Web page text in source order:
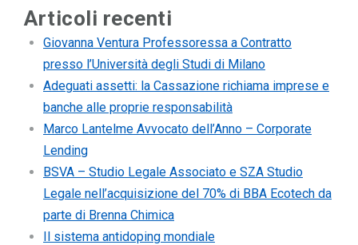
Articoli recenti
Giovanna Ventura Professoressa a Contratto
presso l’Università degli Studi di Milano
Adeguati assetti: la Cassazione richiama imprese e
banche alle proprie responsabilità
Marco Lantelme Avvocato dell’Anno – Corporate
Lending
BSVA – Studio Legale Associato e SZA Studio
Legale nell’acquisizione del 70% di BBA Ecotech da
parte di Brenna Chimica
Il sistema antidoping mondiale